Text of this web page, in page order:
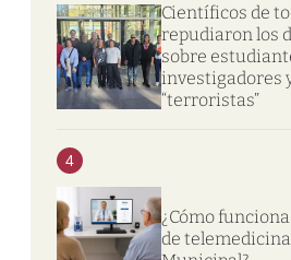
Científicos de
repudiaron los
sobre
investigadores
“terroristas”
4
¿Cómo
de